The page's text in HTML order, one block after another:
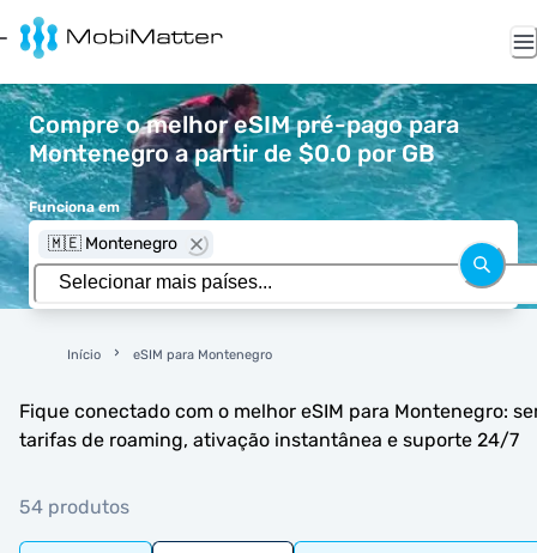
Compre o melhor eSIM pré-pago para
Montenegro a partir de $0.0 por GB
Funciona em
🇲🇪 Montenegro
Início eSIM para Montenegro
Fique conectado com o melhor eSIM para Montenegro:
tarifas de roaming, ativação instantânea e suporte 24/7
54 produtos